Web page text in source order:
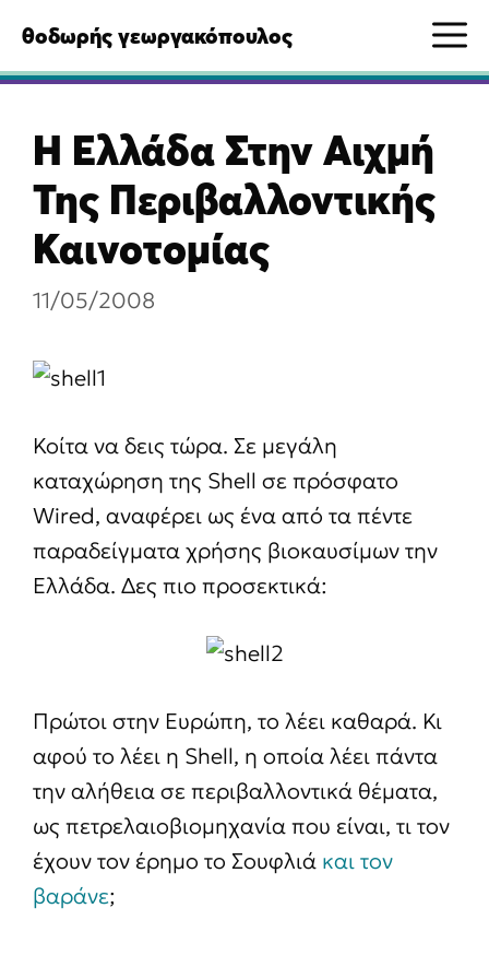
σε
περιεχόμενο
θοδωρής γεωργακόπουλος
Η Ελλάδα Στην Αιχμή
Της Περιβαλλοντικής
Καινοτομίας
11/05/2008
Κοίτα να δεις τώρα. Σε μεγάλη
καταχώρηση της Shell σε πρόσφατο
Wired, αναφέρει ως ένα από τα πέντε
παραδείγματα χρήσης βιοκαυσίμων την
Ελλάδα. Δες πιο προσεκτικά:
Πρώτοι στην Ευρώπη, το λέει καθαρά. Κι
αφού το λέει η Shell, η οποία λέει πάντα
την αλήθεια σε περιβαλλοντικά θέματα,
ως πετρελαιοβιομηχανία που είναι, τι τον
έχουν τον έρημο το Σουφλιά και τον
βαράνε;